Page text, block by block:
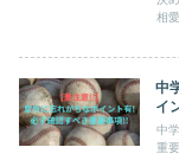
相
中
イ
中
重